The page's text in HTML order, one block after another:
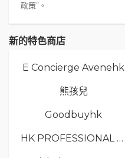
政策”。
新的特色商店
E Concierge Avenehk
熊孩兒
Goodbuyhk
HK PROFESSIONAL TV LIMITED